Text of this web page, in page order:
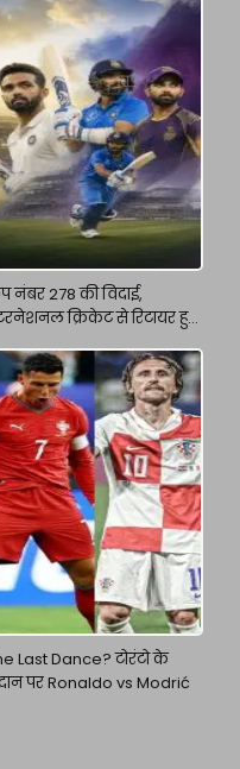
नंबर 278 की विदाई,
क्रिकेट से रिटायर हुए
Last Dance? टोरंटो के
पर Ronaldo vs Modrić